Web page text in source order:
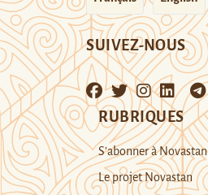
SUIVEZ-NOUS
RUBRIQUES
S’abonner à Novastan
Le projet Novastan